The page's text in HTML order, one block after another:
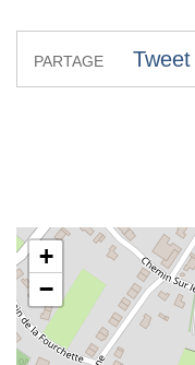
PARTAGE Tweet
Asbl Vétérans de Nivezé
+
−